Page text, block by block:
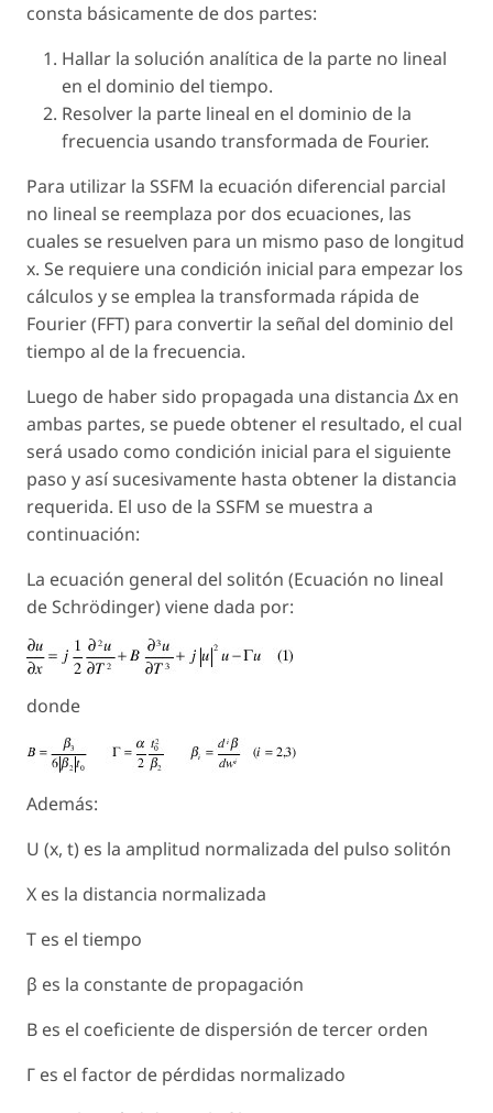
consta básicamente de dos partes:
Hallar la solución analítica de la parte no lineal
en el dominio del tiempo.
Resolver la parte lineal en el dominio de la
frecuencia usando transformada de Fourier.
Para utilizar la SSFM la ecuación diferencial parcial
no lineal se reemplaza por dos ecuaciones, las
cuales se resuelven para un mismo paso de longitud
x. Se requiere una condición inicial para empezar los
cálculos y se emplea la transformada rápida de
Fourier (FFT) para convertir la señal del dominio del
tiempo al de la frecuencia.
Luego de haber sido propagada una distancia Δx en
ambas partes, se puede obtener el resultado, el cual
será usado como condición inicial para el siguiente
paso y así sucesivamente hasta obtener la distancia
requerida. El uso de la SSFM se muestra a
continuación:
La ecuación general del solitón (Ecuación no lineal
de Schrödinger) viene dada por:
donde
Además:
U (x, t) es la amplitud normalizada del pulso solitón
X es la distancia normalizada
T es el tiempo
β es la constante de propagación
B es el coeficiente de dispersión de tercer orden
Γ es el factor de pérdidas normalizado